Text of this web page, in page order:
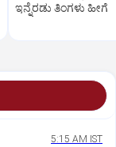
ಇನ್ನೆರಡು ತಿಂಗಳು ಹೀಗೆ
5:15 AM IST